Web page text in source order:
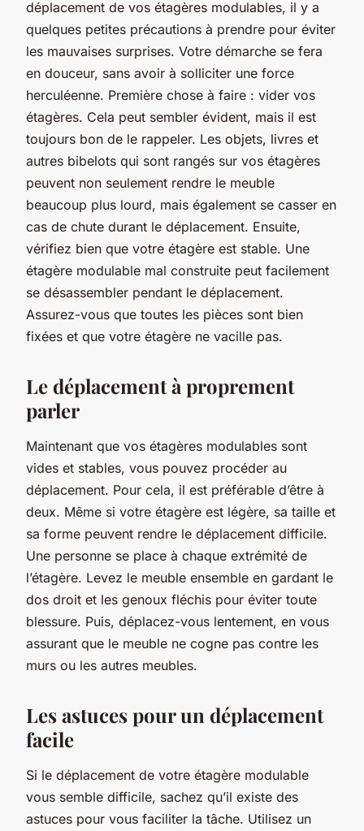
déplacement de vos étagères modulables, il y a
quelques petites précautions à prendre pour éviter
les mauvaises surprises. Votre démarche se fera
en douceur, sans avoir à solliciter une force
herculéenne. Première chose à faire : vider vos
étagères. Cela peut sembler évident, mais il est
toujours bon de le rappeler. Les objets, livres et
autres bibelots qui sont rangés sur vos étagères
peuvent non seulement rendre le meuble
beaucoup plus lourd, mais également se casser en
cas de chute durant le déplacement. Ensuite,
vérifiez bien que votre étagère est stable. Une
étagère modulable mal construite peut facilement
se désassembler pendant le déplacement.
Assurez-vous que toutes les pièces sont bien
fixées et que votre étagère ne vacille pas.
Le déplacement à proprement
parler
Maintenant que vos étagères modulables sont
vides et stables, vous pouvez procéder au
déplacement. Pour cela, il est préférable d’être à
deux. Même si votre étagère est légère, sa taille et
sa forme peuvent rendre le déplacement difficile.
Une personne se place à chaque extrémité de
l’étagère. Levez le meuble ensemble en gardant le
dos droit et les genoux fléchis pour éviter toute
blessure. Puis, déplacez-vous lentement, en vous
assurant que le meuble ne cogne pas contre les
murs ou les autres meubles.
Les astuces pour un déplacement
facile
Si le déplacement de votre étagère modulable
vous semble difficile, sachez qu’il existe des
astuces pour vous faciliter la tâche. Utilisez un